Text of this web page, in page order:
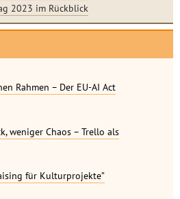
2023 im Rückblick
Rahmen – Der EU-AI Act
weniger Chaos – Trello als
für Kulturprojekte”